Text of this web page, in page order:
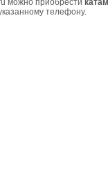
телефону.